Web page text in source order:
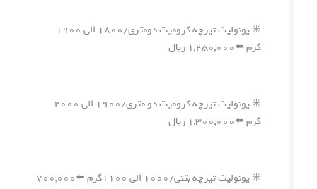
✳️ یونولیت تیرچه کرومیت دومتری/۱۸۰۰ الی ۱۹۰۰
گرم ⬅️۱,۲۵۰,۰۰۰ ریال
✳️ یونولیت تیرچه کرومیت دو متری/۱۹۰۰ الی ۲۰۰۰
گرم ⬅️۱,۳۰۰,۰۰۰ ریال
✳️ یونولیت تیرچه بتنی/۱۰۰۰ الی ۱۱۰۰گرم ⬅️۷۰۰,۰۰۰